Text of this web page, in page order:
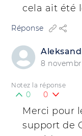
8
Notez la réponse
0 0
Merci pour
support de
cela ait été
Réponse